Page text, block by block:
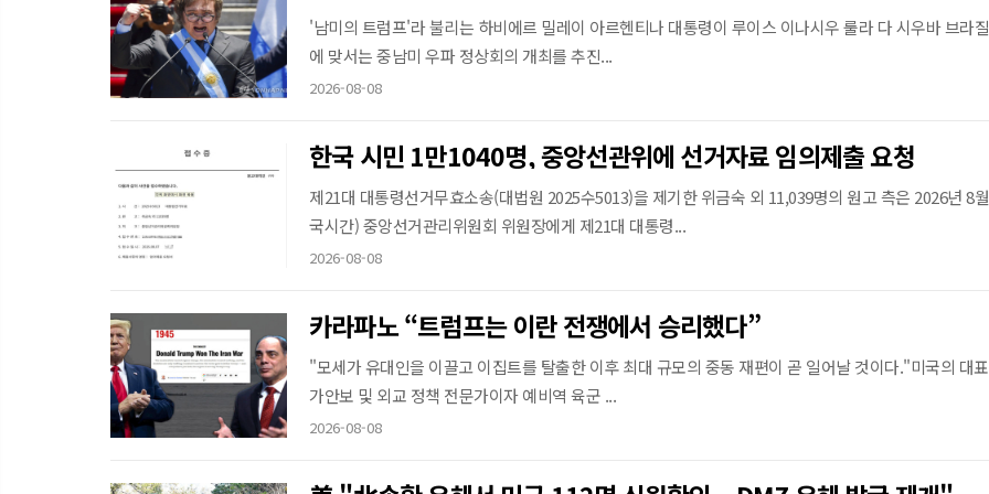
'남미의 트럼프'라 불리는 하비에르 밀레이 아르헨티나 대통령이 루이스 이나시우 룰라 다 시우바 브라
에 맞서는 중남미 우파 정상회의 개최를 추진...
2026-08-08
한국 시민 1만1040명, 중앙선관위에 선거자료 임의제출 요청
제21대 대통령선거무효소송(대법원 2025수5013)을 제기한 위금숙 외 11,039명의 원고 측은 2026년 8
국시간) 중앙선거관리위원회 위원장에게 제21대 대통령...
2026-08-08
카라파노 “트럼프는 이란 전쟁에서 승리했다”
"모세가 유대인을 이끌고 이집트를 탈출한 이후 최대 규모의 중동 재편이 곧 일어날 것이다."미국의 대
가안보 및 외교 정책 전문가이자 예비역 육군 ...
2026-08-08